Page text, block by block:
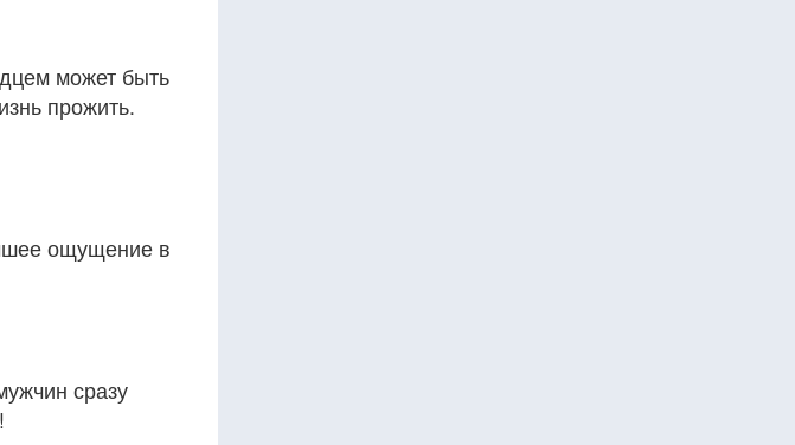
может быть
прожить.
ощущение в
сразу